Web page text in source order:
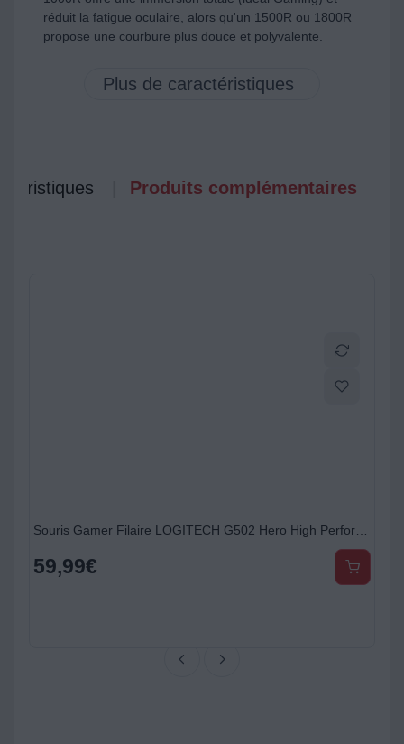
réduit la fatigue oculaire, alors qu'un 1500R ou 1800R
propose une courbure plus douce et polyvalente.
Produits complémentaires
59,99€